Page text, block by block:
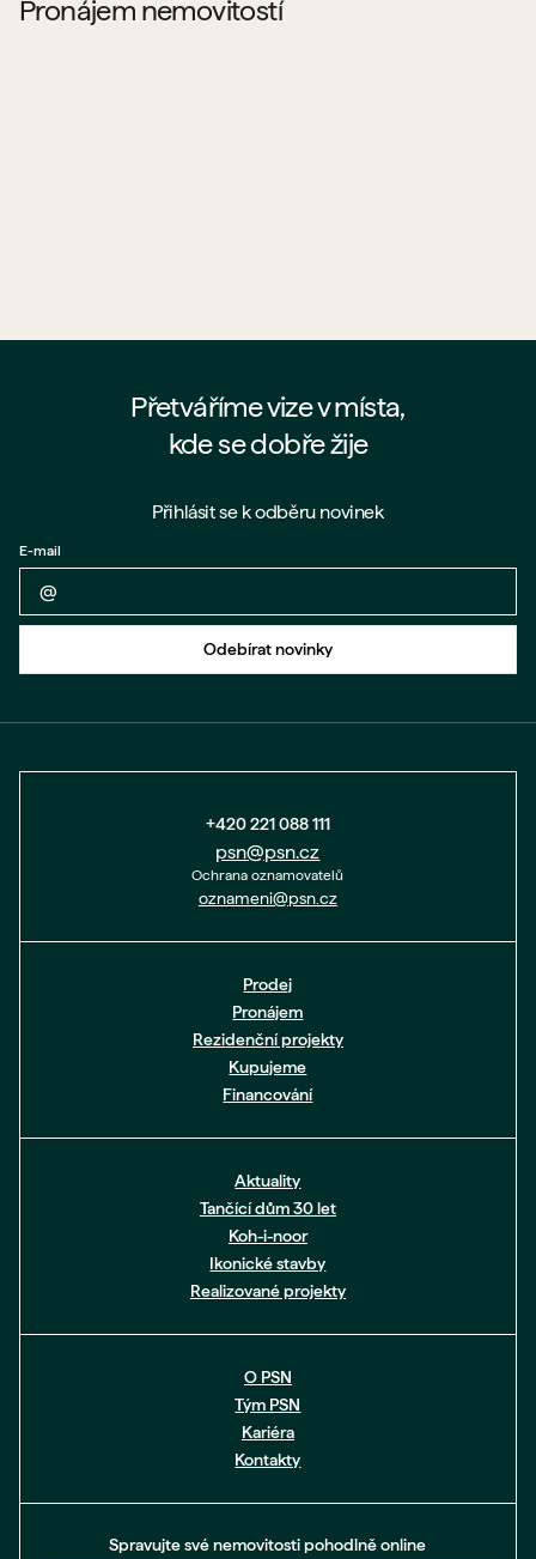
Pronájem nemovitostí
Přetváříme vize v místa,
kde se dobře žije
Zpět na formulář
Přihlásit se k odběru novinek
E-mail
Odebírat novinky
+420 221 088 111
psn@psn.cz
Ochrana oznamovatelů
oznameni@psn.cz
Prodej
Pronájem
Rezidenční projekty
Kupujeme
Financování
Aktuality
Tančící dům 30 let
Koh-i-noor
Ikonické stavby
Realizované projekty
O PSN
Tým PSN
Kariéra
Kontakty
Spravujte své nemovitosti pohodlně online